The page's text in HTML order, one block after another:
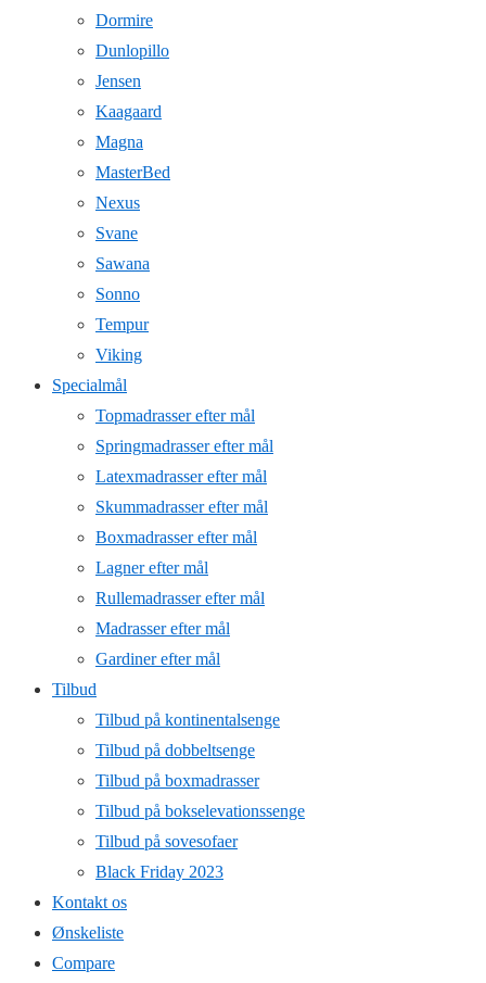
Dormire
Dunlopillo
Jensen
Kaagaard
Magna
MasterBed
Nexus
Svane
Sawana
Sonno
Tempur
Viking
Specialmål
Topmadrasser efter mål
Springmadrasser efter mål
Latexmadrasser efter mål
Skummadrasser efter mål
Boxmadrasser efter mål
Lagner efter mål
Rullemadrasser efter mål
Madrasser efter mål
Gardiner efter mål
Tilbud
Tilbud på kontinentalsenge
Tilbud på dobbeltsenge
Tilbud på boxmadrasser
Tilbud på bokselevationssenge
Tilbud på sovesofaer
Black Friday 2023
Kontakt os
Ønskeliste
Compare